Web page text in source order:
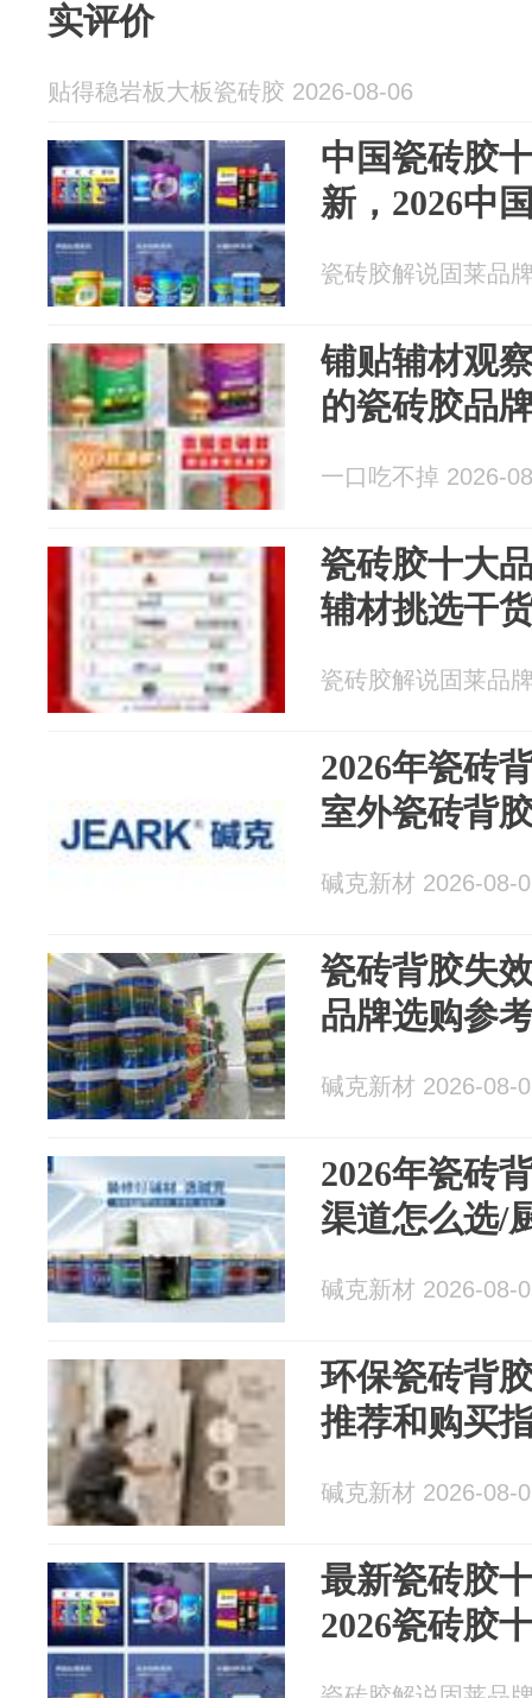
实评价
贴得稳岩板大板瓷砖胶 2026-08-06
中国瓷砖胶
新，2026中
瓷砖胶解说固莱品
铺贴辅材观
的瓷砖胶品
一口吃不掉 2026-
瓷砖胶十大
辅材挑选干
瓷砖胶解说固莱品
2026年瓷砖
室外瓷砖背
碱克新材 2026-08-
瓷砖背胶失
品牌选购参
碱克新材 2026-08-
2026年瓷砖
渠道怎么选/
碱克新材 2026-08-
环保瓷砖背
推荐和购买
碱克新材 2026-08-
最新瓷砖胶
2026瓷砖胶